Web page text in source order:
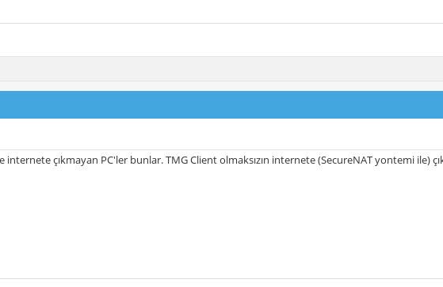
internete çıkmayan PC'ler bunlar. TMG Client olmaksızın internete (SecureNAT yontemi ile)